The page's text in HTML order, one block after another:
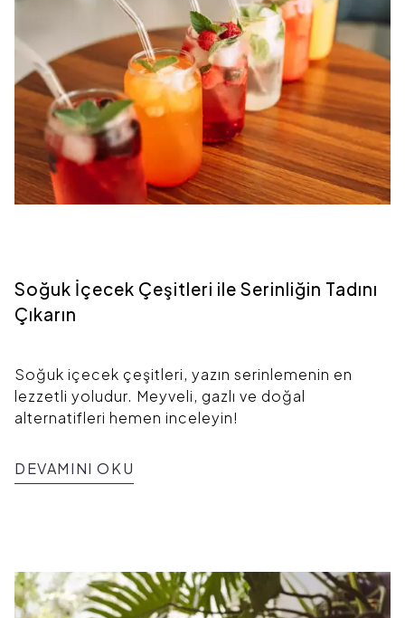
Soğuk İçecek Çeşitleri ile Serinliğin Tadını
Çıkarın
Soğuk içecek çeşitleri, yazın serinlemenin en
lezzetli yoludur. Meyveli, gazlı ve doğal
alternatifleri hemen inceleyin!
DEVAMINI OKU